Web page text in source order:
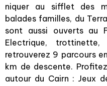
niquer au sifflet des
balades familles, du
sont aussi ouverts au
Electrique,
retrouverez 9 parcours
km de descente.
autour du Cairn : Jeux